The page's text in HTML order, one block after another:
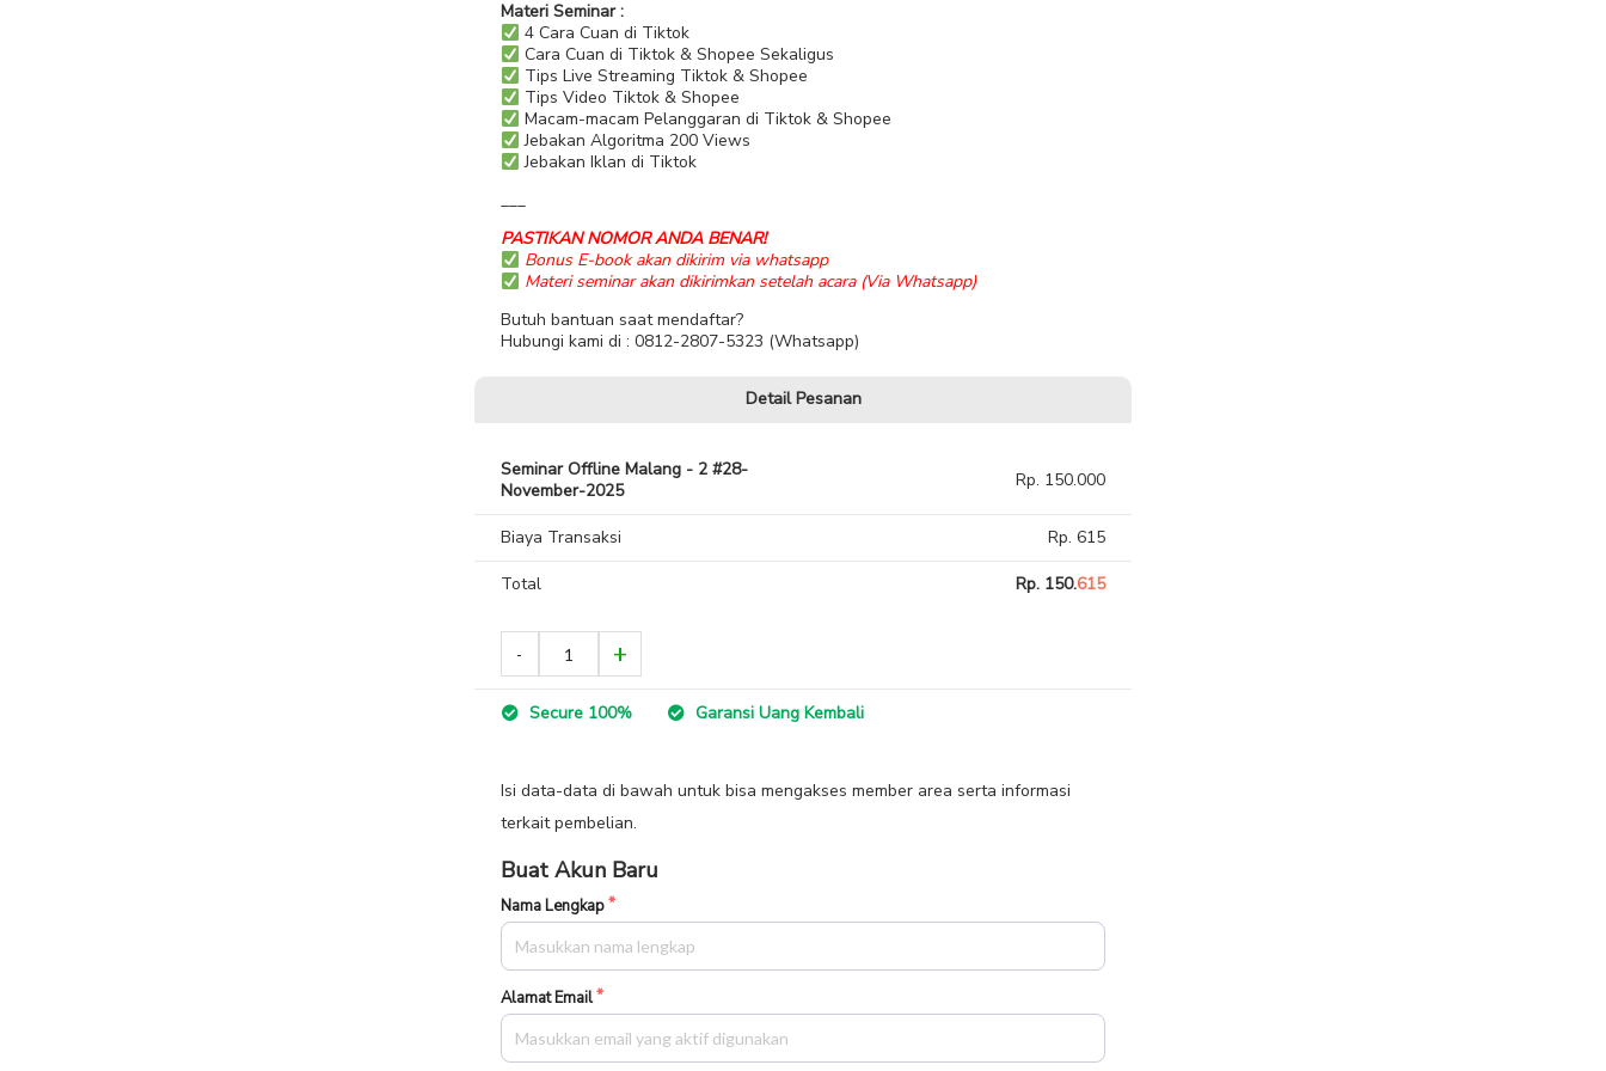
Materi Seminar :
4 Cara Cuan di Tiktok
Cara Cuan di Tiktok & Shopee Sekaligus
Tips Live Streaming Tiktok & Shopee
Tips Video Tiktok & Shopee
Macam-macam Pelanggaran di Tiktok & Shopee
Jebakan Algoritma 200 Views
Jebakan Iklan di Tiktok
___
PASTIKAN NOMOR ANDA BENAR!
Bonus E-book akan dikirim via whatsapp
Materi seminar akan dikirimkan setelah acara (Via Whatsapp)
Butuh bantuan saat mendaftar?
Hubungi kami di : 0812-2807-5323 (Whatsapp)
Detail Pesanan
Seminar Offline Malang - 2 #28-
November-2025
Rp. 150.000
Biaya Transaksi Rp. 615
Total Rp. 150.615
Secure 100% Garansi Uang Kembali
Isi data-data di bawah untuk bisa mengakses member area serta informasi
terkait pembelian.
Buat Akun Baru
Nama Lengkap
Alamat Email